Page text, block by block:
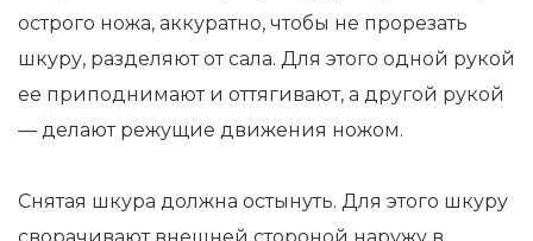
острого ножа, аккуратно, чтобы не прорезать
шкуру, разделяют от сала. Для этого одной рукой
ее приподнимают и оттягивают, а другой рукой
— делают режущие движения ножом.
Снятая шкура должна остынуть. Для этого шкуру